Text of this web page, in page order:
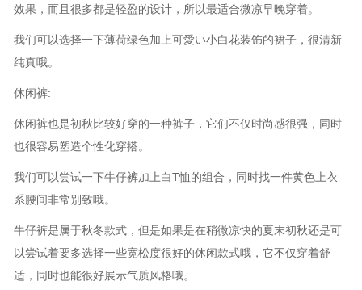
效果，而且很多都是轻盈的设计，所以最适合微凉早晚穿着。
我们可以选择一下薄荷绿色加上可愛い小白花装饰的裙子，很清新
纯真哦。
休闲裤:
休闲裤也是初秋比较好穿的一种裤子，它们不仅时尚感很强，同时
也很容易塑造个性化穿搭。
我们可以尝试一下牛仔裤加上白T恤的组合，同时找一件黄色上衣
系腰间非常别致哦。
牛仔裤是属于秋冬款式，但是如果是在稍微凉快的夏末初秋还是可
以尝试着要多选择一些宽松度很好的休闲款式哦，它不仅穿着舒
适，同时也能很好展示气质风格哦。